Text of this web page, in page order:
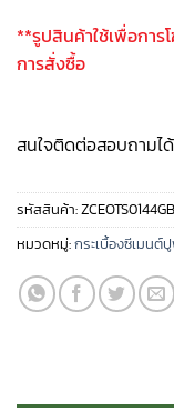
**รูปสินค้าใช้เพื่อกา
การสั่งซื้อ
สนใจติดต่อสอบถามไ
รหัสสินค้า:
หมวดหมู่:กระเบื้องซีเมนต์